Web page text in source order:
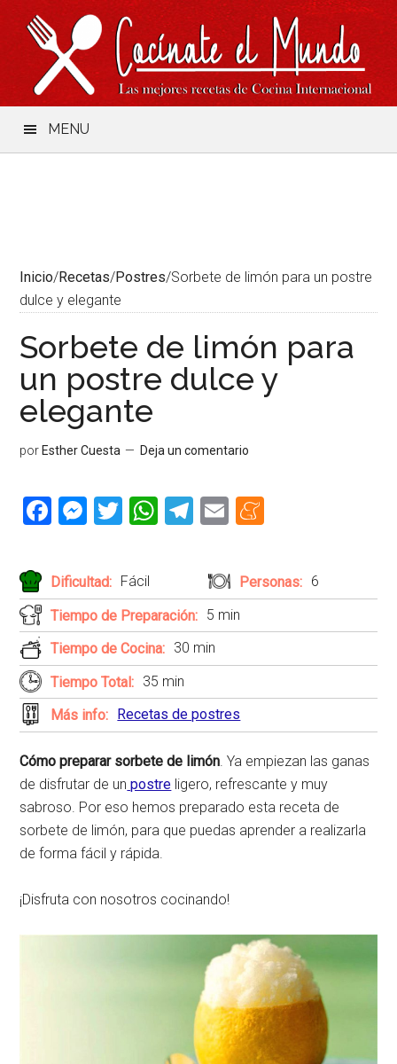
Saltar
contenido
secondary
Saltar
lateral
principal
Saltar
página
MENU
Inicio/Recetas/Postres/Sorbete de limón para un postre
dulce y elegante
Sorbete de limón para
un postre dulce y
elegante
por Esther Cuesta Deja un comentario
Facebook
Messenger
Twitter
WhatsApp
Telegram
Email
Dificultad: Fácil Personas: 6
Tiempo de Preparación: 5 min
Tiempo de Cocina: 30 min
Tiempo Total: 35 min
Más info: Recetas de postres
Cómo preparar sorbete de limón . Ya empiezan las ganas
de disfrutar de un postre ligero, refrescante y muy
sabroso. Por eso hemos preparado esta receta de
sorbete de limón, para que puedas aprender a realizarla
de forma fácil y rápida.
¡Disfruta con nosotros cocinando!